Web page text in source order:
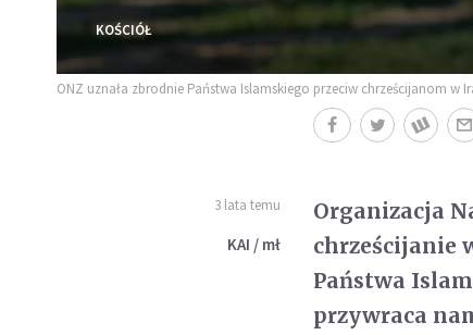
KOŚCIÓŁ
ONZ uznała zbrodnie Państwa Islamskiego przeciw chrześcijanom w
3 lata temu
KAI / mł
Organizacja
chrześcijanie
Państwa
przywraca